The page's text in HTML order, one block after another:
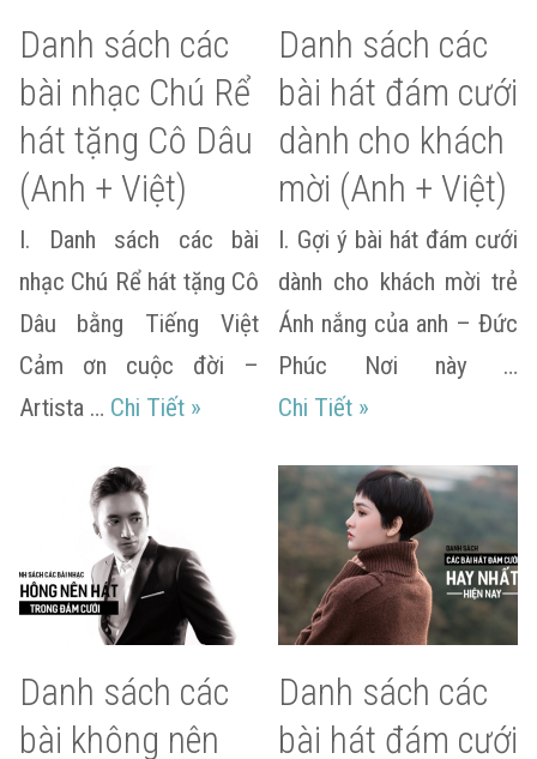
Danh sách các
bài nhạc Chú Rể
hát tặng Cô Dâu
(Anh + Việt)
I. Danh sách các bài
nhạc Chú Rể hát tặng Cô
Dâu bằng Tiếng Việt
Cảm ơn cuộc đời –
Artista … Chi Tiết Danh sách các bài nhạc Chú Rể
»
Danh sách các
bài hát đám cưới
dành cho khách
mời (Anh + Việt)
I. Gợi ý bài hát đám cưới
dành cho khách mời trẻ
Ánh nắng của anh – Đức
Phúc Nơi này …
Chi Tiết Danh sách các
»
Danh sách các
bài không nên
Danh sách các
bài hát đám cưới